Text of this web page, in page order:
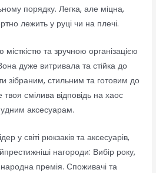
порядку. Легка, але міцна,
лежить у руці чи на плечі.
та зручною організацією
дуже витривала та стійка до
зібраним, стильним та готовим до
смілива відповідь на хаос
аксесуарам.
у світі рюкзаків та аксесуарів,
нагороди: Вибір року,
народна премія. Споживачі та